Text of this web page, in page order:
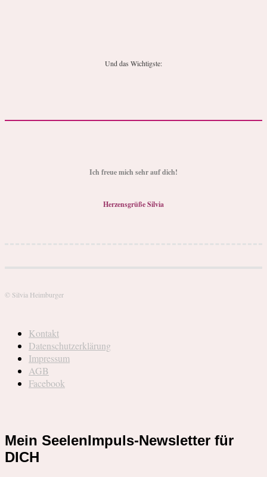
Und das Wichtigste:
Ich freue mich sehr auf dich!
Herzensgrüße Silvia
© Silvia Heimburger
Kontakt
Datenschutzerklärung
Impressum
AGB
Facebook
Mein SeelenImpuls-Newsletter für
DICH